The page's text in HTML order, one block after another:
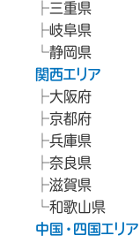
三重県
岐阜県
静岡県
関西エリア
大阪府
京都府
兵庫県
奈良県
滋賀県
和歌山県
中国・四国エリア